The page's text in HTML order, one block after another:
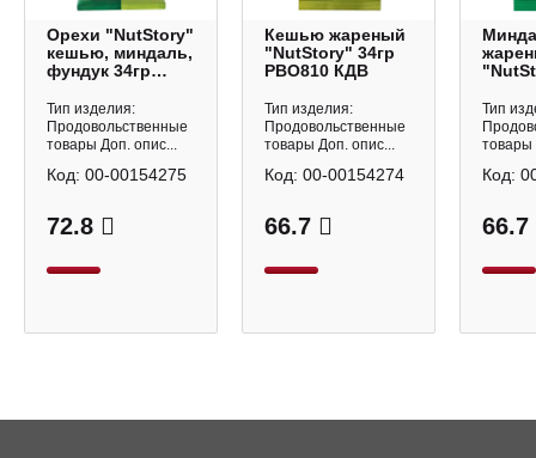
Орехи "NutStory"
кешью, миндаль,
фундук 34гр
Тип изделия:
Продовольственные
товары Доп. опис...
72.8
Код: 00-00154275
Кешью жареный
"NutStory" 34гр
РВО810 КДВ
Тип изделия:
Продовольственные
товары Доп. опис...
66.7
Код: 00-00154274
Тип
товары
66.7
Код: